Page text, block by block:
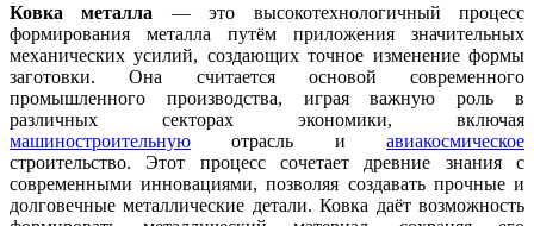
Ковка металла — это высокотехнологичный процесс
формирования металла путём приложения значительных
механических усилий, создающих точное изменение формы
заготовки. Она считается основой современного
промышленного производства, играя важную роль в
различных секторах экономики, включая
машиностроительную отрасль и авиакосмическое
строительство. Этот процесс сочетает древние знания с
современными инновациями, позволяя создавать прочные и
долговечные металлические детали. Ковка даёт возможность